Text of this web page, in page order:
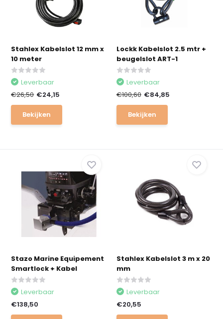
Stahlex Kabelslot 12 mm x
10 meter
Leverbaar
€26,50 €24,15
Bekijken
Lockk Kabelslot 2.5 mtr +
beugelslot ART-1
Leverbaar
€100,60 €84,85
Bekijken
Stazo Marine Equipement
Smartlock + Kabel
Leverbaar
€138,50
Stahlex Kabelslot 3 m x 20
mm
Leverbaar
€20,55